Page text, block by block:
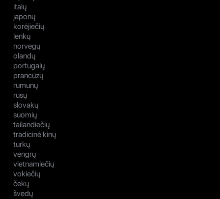
italų
japonų
korėjiečių
lenkų
norvegų
olandų
portugalų
prancūzų
rumunų
rusų
slovakų
suomių
tailandiečių
tradicinė kinų
turkų
vengrų
vietnamiečių
vokiečių
čekų
švedų